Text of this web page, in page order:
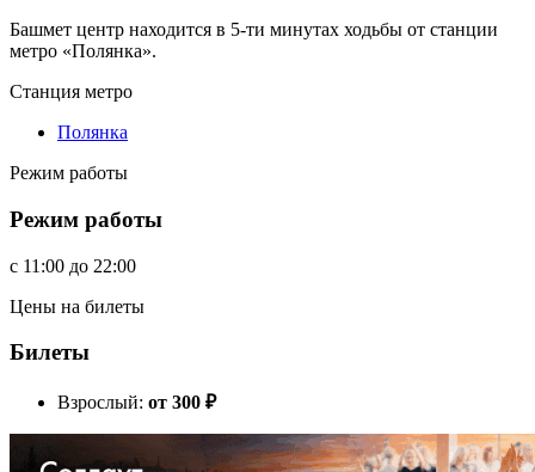
Башмет центр находится в 5-ти минутах ходьбы от станции
метро «Полянка».
Станция метро
Полянка
Режим работы
Режим работы
c 11:00 до 22:00
Цены на билеты
Билеты
Взрослый: от 300 ₽